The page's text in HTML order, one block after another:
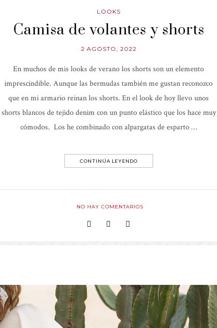
LOOKS
Camisa de volantes y shorts
2 AGOSTO, 2022
En muchos de mis looks de verano los shorts son un elemento
imprescindible. Aunque las bermudas también me gustan reconozco
que en mi armario reinan los shorts. En el look de hoy llevo unos
shorts blancos de tejido denim con un punto elástico que los hace muy
cómodos. Los he combinado con alpargatas de esparto …
CONTINÚA LEYENDO
NO HAY COMENTARIOS